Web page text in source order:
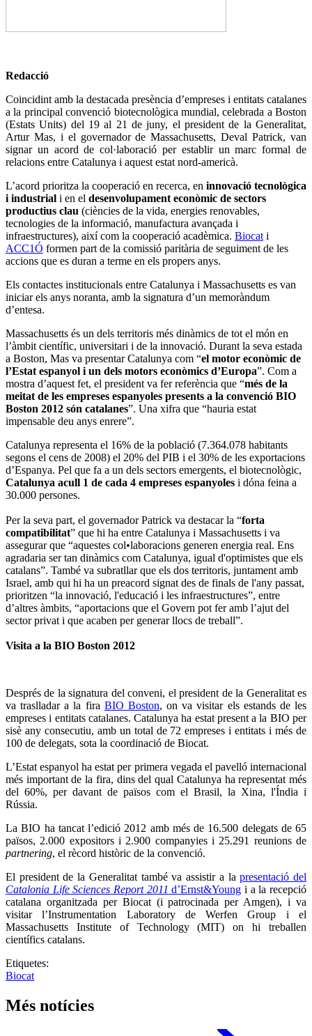
Redacció
Coincidint amb la destacada presència d’empreses i entitats catalanes
a la principal convenció biotecnològica mundial, celebrada a Boston
(Estats Units) del 19 al 21 de juny, el president de la Generalitat,
Artur Mas, i el governador de Massachusetts, Deval Patrick, van
signar un acord de col·laboració per establir un marc formal de
relacions entre Catalunya i aquest estat nord-americà.
L’acord prioritza la cooperació en recerca, en innovació tecnològica
i industrial i en el desenvolupament econòmic de sectors
productius clau (ciències de la vida, energies renovables,
tecnologies de la informació, manufactura avançada i
infraestructures), així com la cooperació acadèmica. Biocati
ACC1Ó formen part de la comissió paritària de seguiment de les
accions que es duran a terme en els propers anys.
Els contactes institucionals entre Catalunya i Massachusetts es van
iniciar els anys noranta, amb la signatura d’un memoràndum
d’entesa.
Massachusetts és un dels territoris més dinàmics de tot el món en
l’àmbit científic, universitari i de la innovació. Durant la seva estada
a Boston, Mas va presentar Catalunya com “el motor econòmic de
l’Estat espanyol i un dels motors econòmics d’Europa”. Com a
mostra d’aquest fet, el president va fer referència que “més de la
meitat de les empreses espanyoles presents a la convenció BIO
Boston 2012 són catalanes”. Una xifra que “hauria estat
impensable deu anys enrere”.
Catalunya representa el 16% de la població (7.364.078 habitants
segons el cens de 2008) el 20% del PIB i el 30% de les exportacions
d’Espanya. Pel que fa a un dels sectors emergents, el biotecnològic,
Catalunya acull 1 de cada 4 empreses espanyoles i dóna feina a
30.000 persones.
Per la seva part, el governador Patrick va destacar la “forta
compatibilitat” que hi ha entre Catalunya i Massachusetts i va
assegurar que “aquestes col•laboracions generen energia real. Ens
agradaria ser tan dinàmics com Catalunya, igual d'optimistes que els
catalans”. També va subratllar que els dos territoris, juntament amb
Israel, amb qui hi ha un preacord signat des de finals de l'any passat,
prioritzen “la innovació, l'educació i les infraestructures”, entre
d’altres àmbits, “aportacions que el Govern pot fer amb l’ajut del
sector privat i que acaben per generar llocs de treball”.
Visita a la BIO Boston 2012
Després de la signatura del conveni, el president de la Generalitat es
va traslladar a la fira BIO Boston, on va visitar els estands de les
empreses i entitats catalanes. Catalunya ha estat present a la BIO per
sisè any consecutiu, amb un total de 72 empreses i entitats i més de
100 de delegats, sota la coordinació de Biocat.
L’Estat espanyol ha estat per primera vegada el pavelló internacional
més important de la fira, dins del qual Catalunya ha representat més
del 60%, per davant de països com el Brasil, la Xina, l'Índia i
Rússia.
La BIO ha tancat l’edició 2012 amb més de 16.500 delegats de 65
països, 2.000 expositors i 2.900 companyies i 25.291 reunions de
partnering, el rècord històric de la convenció.
El president de la Generalitat també va assistir a lapresentació del
Catalonia Life Sciences Report 2011 d’Ernst&Young i a la recepció
catalana organitzada per Biocat (i patrocinada per Amgen), i va
visitar l’Instrumentation Laboratory de Werfen Group i el
Massachusetts Institute of Technology (MIT) on hi treballen
científics catalans.
Etiquetes:
Biocat
Més notícies